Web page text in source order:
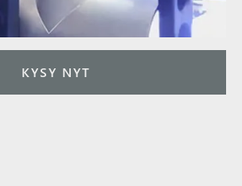
KYSY NYT